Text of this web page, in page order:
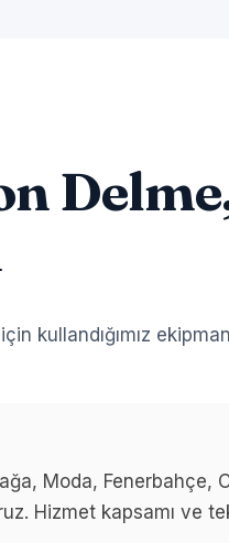
kullandığımız
Moda,
Hizmet kapsamı ve